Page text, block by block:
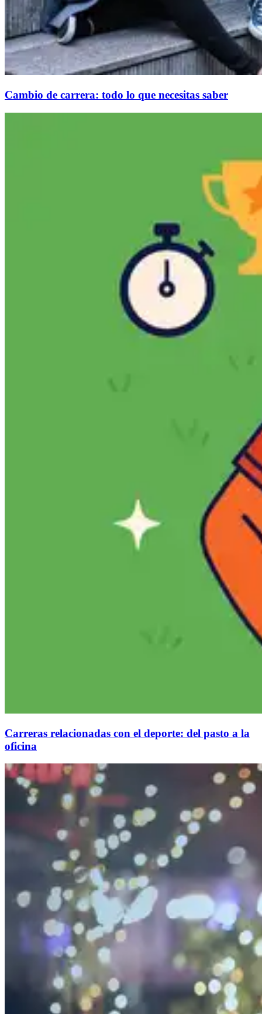
Cambio de carrera: todo lo que necesitas saber
Carreras relacionadas con el deporte: del pasto a la
oficina